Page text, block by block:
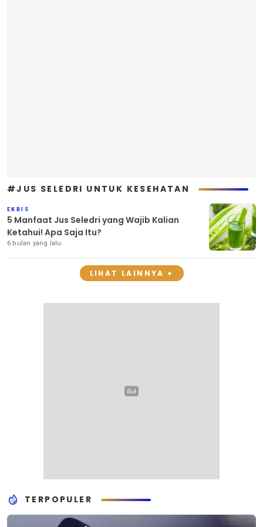
#JUS SELEDRI UNTUK KESEHATAN
EKBIS
5 Manfaat Jus Seledri yang Wajib Kalian
Ketahui! Apa Saja Itu?
6 bulan yang lalu
LIHAT LAINNYA +
TERPOPULER